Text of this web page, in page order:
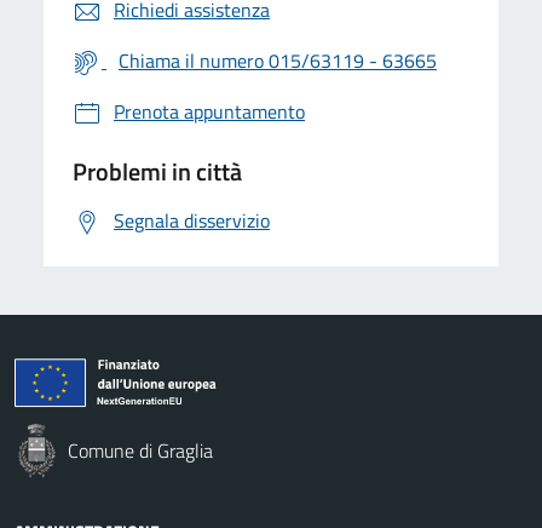
Richiedi assistenza
Chiama il numero 015/63119 - 63665
Prenota appuntamento
Problemi in città
Segnala disservizio
Comune di Graglia